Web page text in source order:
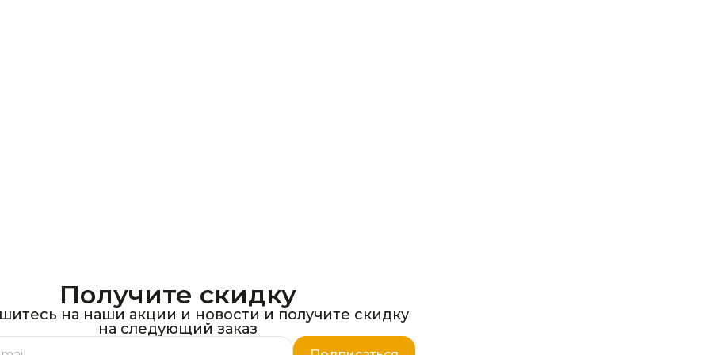
Получите скидку
на наши акции и новости и получите скидку
на следующий заказ